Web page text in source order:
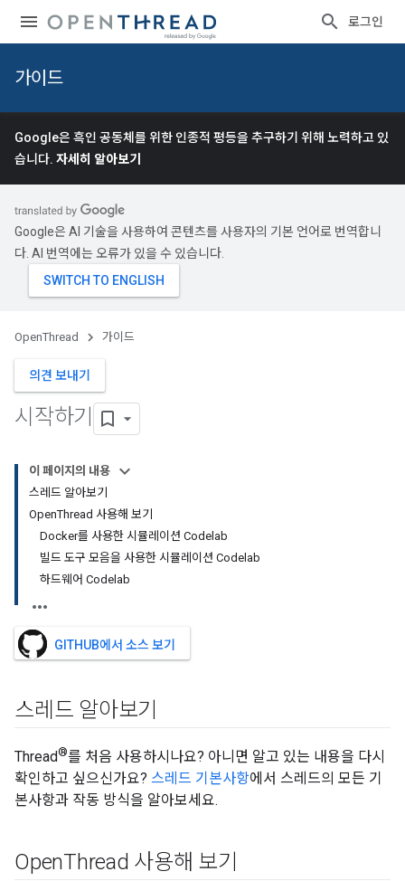
로그인
가이드
Google은 흑인 공동체를 위한 인종적 평등을 추구하기 위해 노력하고 있
습니다. 자세히 알아보기
Google은 AI 기술을 사용하여 콘텐츠를 사용자의 기본 언어로 번역합니
다. AI 번역에는 오류가 있을 수 있습니다.
OpenThread 가이드
의견 보내기
시작하기
이 페이지의 내용
스레드 알아보기
OpenThread 사용해 보기
Docker를 사용한 시뮬레이션 Codelab
빌드 도구 모음을 사용한 시뮬레이션 Codelab
하드웨어 Codelab
GITHUB에서 소스 보기
스레드 알아보기
Thread®를 처음 사용하시나요? 아니면 알고 있는 내용을 다시
확인하고 싶으신가요? 스레드 기본사항에서 스레드의 모든 기
본사항과 작동 방식을 알아보세요.
OpenThread 사용해 보기